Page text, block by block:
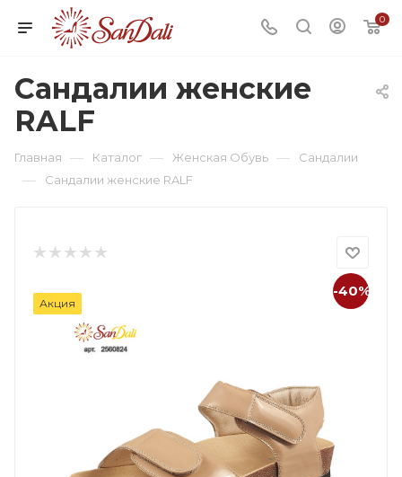
0
Сандалии женские
RALF
Главная — Каталог — Женская Обувь — Сандалии
— Сандалии женские RALF
-40%
Акция